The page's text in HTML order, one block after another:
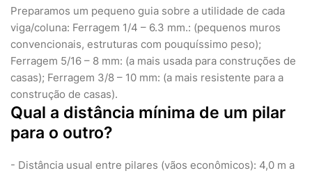
Preparamos um pequeno guia sobre a utilidade de cada
viga/coluna: Ferragem 1/4 – 6.3 mm.: (pequenos muros
convencionais, estruturas com pouquíssimo peso);
Ferragem 5/16 – 8 mm: (a mais usada para construções de
casas); Ferragem 3/8 – 10 mm: (a mais resistente para a
construção de casas).
Qual a distância mínima de um pilar
para o outro?
- Distância usual entre pilares (vãos econômicos): 4,0 m a